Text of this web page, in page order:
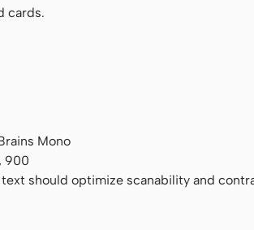
cards.
Mono
900
should optimize scanability and